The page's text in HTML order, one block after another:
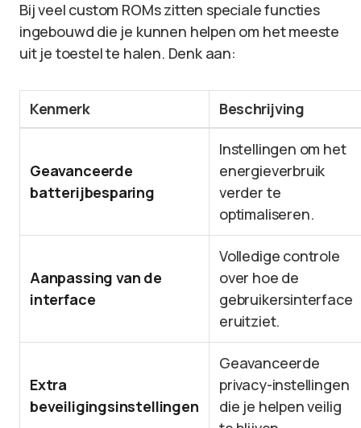
Bij veel custom ROMs zitten speciale functies
ingebouwd die je kunnen helpen om het meeste
uit je toestel te halen. Denk aan:
Kenmerk Beschrijving
Geavanceerde
batterijbesparing
Instellingen om het
energieverbruik
verder te
optimaliseren.
Aanpassing van de
interface
Volledige controle
over hoe de
gebruikersinterface
eruitziet.
Extra
beveiligingsinstellingen
Geavanceerde
privacy-instellingen
die je helpen veilig